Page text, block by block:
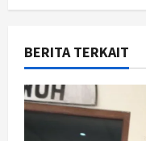
a
v
i
g
BERITA TERKAIT